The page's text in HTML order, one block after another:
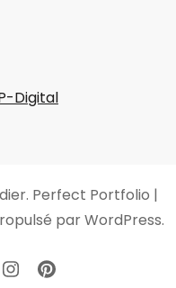
Digital
. Perfect Portfolio |
parWordPress.